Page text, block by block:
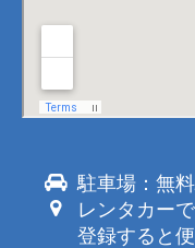
駐車場：無
レンタカー
登録すると便